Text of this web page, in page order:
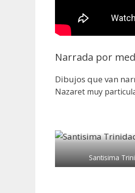
Narrada por
Dibujos que van
Nazaret muy
Santisima